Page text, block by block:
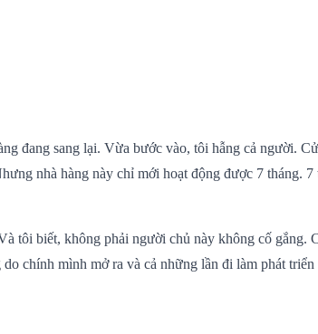
đang sang lại. Vừa bước vào, tôi hẫng cả người.
nhà hàng này chỉ mới hoạt động được 7
tôi biết, không phải người chủ này không cố
chính mình mở ra và cả những lần đi làm phát triển